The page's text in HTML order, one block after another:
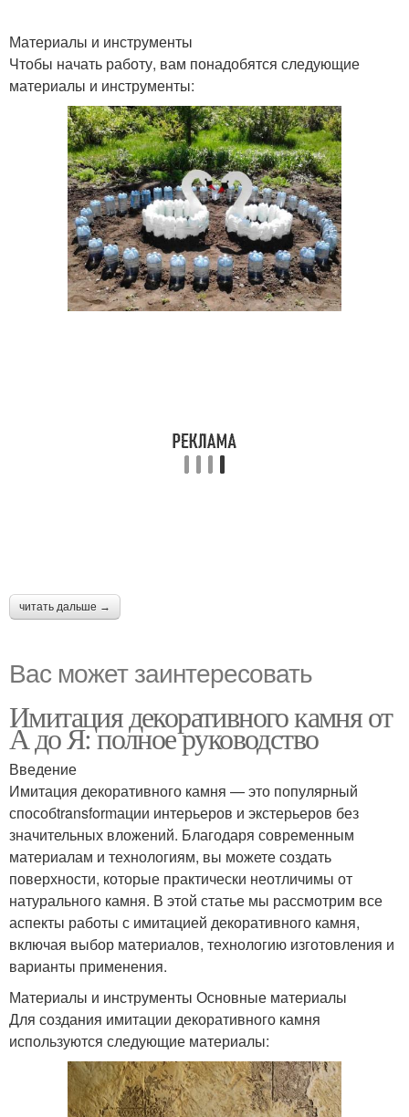
Материалы и инструменты
Чтобы начать работу, вам понадобятся следующие
материалы и инструменты:
читать дальше →
Вас может заинтересовать
Имитация декоративного камня от
А до Я: полное руководство
Введение
Имитация декоративного камня — это популярный
способtransformации интерьеров и экстерьеров без
значительных вложений. Благодаря современным
материалам и технологиям, вы можете создать
поверхности, которые практически неотличимы от
натурального камня. В этой статье мы рассмотрим все
аспекты работы с имитацией декоративного камня,
включая выбор материалов, технологию изготовления и
варианты применения.
Материалы и инструменты Основные материалы
Для создания имитации декоративного камня
используются следующие материалы: